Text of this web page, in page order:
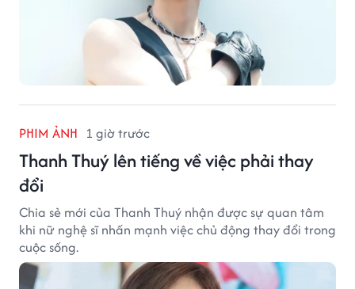
PHIM ẢNH 1 giờ trước
Thanh Thuý lên tiếng về việc phải thay
đổi
Chia sẻ mới của Thanh Thuý nhận được sự quan tâm
khi nữ nghệ sĩ nhấn mạnh việc chủ động thay đổi trong
cuộc sống.